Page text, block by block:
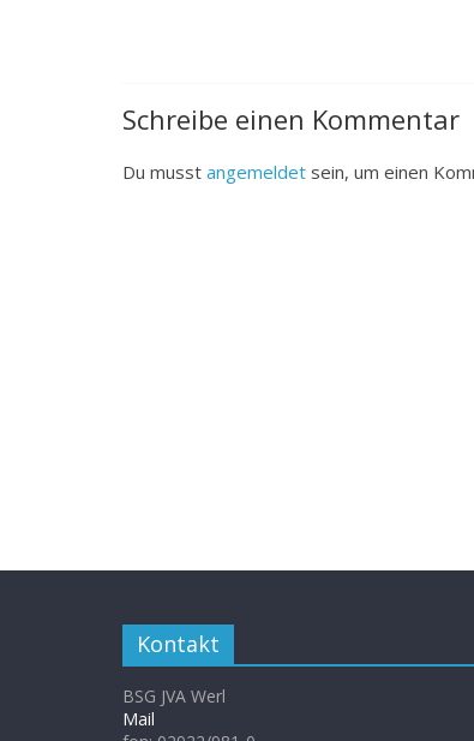
o
k
p
p
Schreibe einen Kommentar
Du musst angemeldet sein, um einen
Kontakt
BSG JVA Werl
Mail